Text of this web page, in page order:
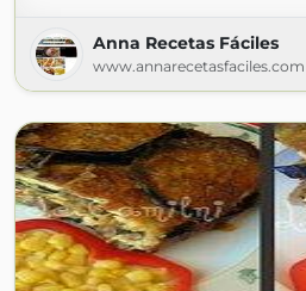
Anna Recetas Fáciles
www.annarecetasfaciles.com